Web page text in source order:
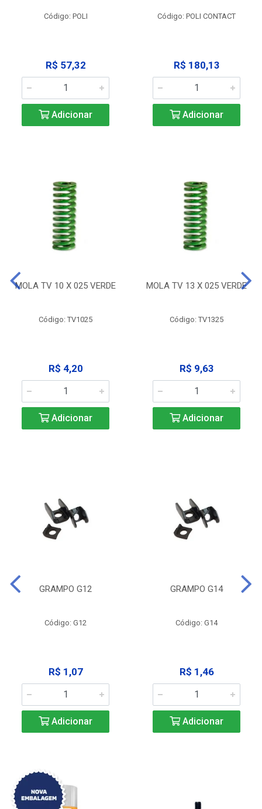
Código: POLI
R$ 57,32
Adicionar
Código: POLI CONTACT
R$ 180,13
Adicionar
MOLA TV 10 X 025 VERDE
Código: TV1025
R$ 4,20
Adicionar
MOLA TV 13 X 025 VERDE
Código: TV1325
R$ 9,63
Adicionar
GRAMPO G12
Código: G12
R$ 1,07
Adicionar
GRAMPO G14
Código: G14
R$ 1,46
Adicionar